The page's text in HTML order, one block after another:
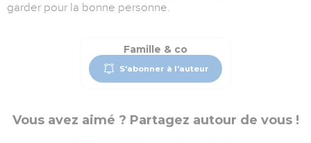
garder pour la bonne personne.
Famille & co
S'abonner à l'auteur
Vous avez aimé ? Partagez autour de vous !